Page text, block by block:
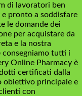
di lavoratori ben
pronto a soddisfare
le domande dei
per acquistare da
e la nostra
consegniamo tutti i
Online Pharmacy è
certificati dalla
obiettivo principale e
con